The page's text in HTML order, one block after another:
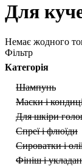
Для
Немає жодного
Фільтр
Категорія
Шампунь
Маски і
Для шкіри
Спреї і флюїди
Сироватки і
Фініш і